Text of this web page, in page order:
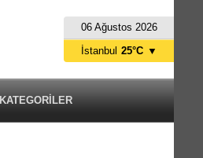
06 Ağustos 2026
KATEGORİLER
İstanbul 25°C ▼